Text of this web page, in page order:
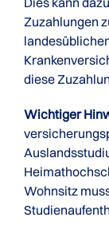
Zuzahlungen
diese
Wichtiger
Wohnsitz